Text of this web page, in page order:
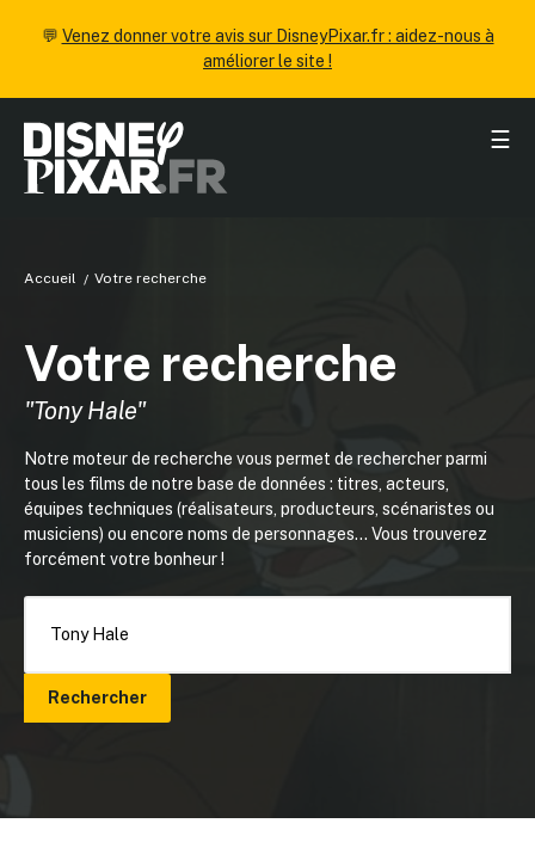
💬 Venez donner votre avis sur DisneyPixar.fr : aidez-nous à
améliorer le site !
☰
Accueil Votre recherche
Votre recherche
"Tony Hale"
Notre moteur de recherche vous permet de rechercher parmi
tous les films de notre base de données : titres, acteurs,
équipes techniques (réalisateurs, producteurs, scénaristes ou
musiciens) ou encore noms de personnages... Vous trouverez
forcément votre bonheur !
Rechercher